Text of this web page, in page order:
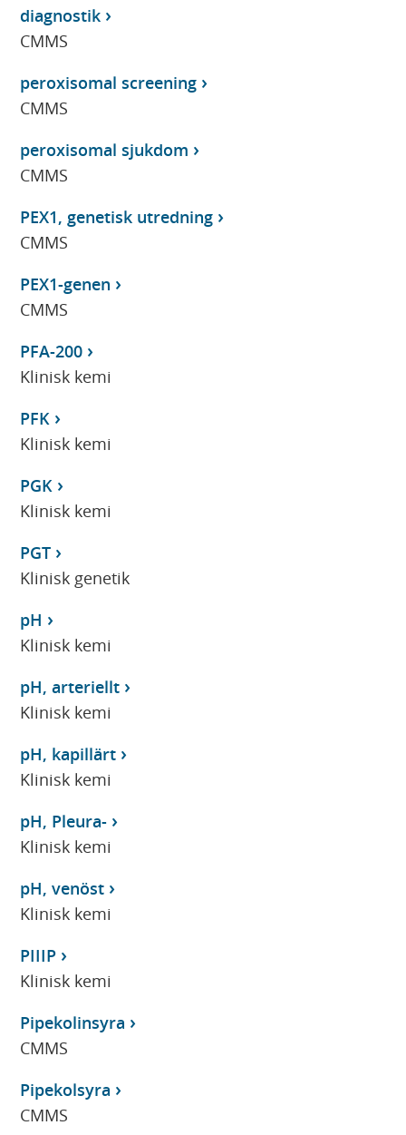
diagnostik
CMMS
peroxisomal screening
CMMS
peroxisomal sjukdom
CMMS
PEX1, genetisk utredning
CMMS
PEX1-genen
CMMS
PFA-200
Klinisk kemi
PFK
Klinisk kemi
PGK
Klinisk kemi
PGT
Klinisk genetik
pH
Klinisk kemi
pH, arteriellt
Klinisk kemi
pH, kapillärt
Klinisk kemi
pH, Pleura-
Klinisk kemi
pH, venöst
Klinisk kemi
PIIIP
Klinisk kemi
Pipekolinsyra
CMMS
Pipekolsyra
CMMS